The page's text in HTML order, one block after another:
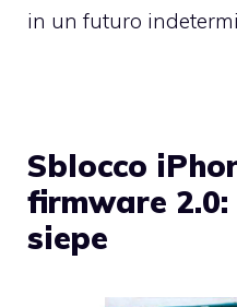
in un futuro
Sblocco
firmware
siepe